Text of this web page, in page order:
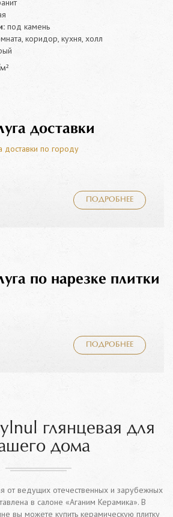
под камень
коридор, кухня, холл
доставки
доставки по городу
ПОДРОБНЕЕ
по нарезке плитки
ПОДРОБНЕЕ
глянцевая для
дома
от ведущих отечественных и зарубежных
в салоне «Аганим Керамика». В
вы можете купить керамическую плитку